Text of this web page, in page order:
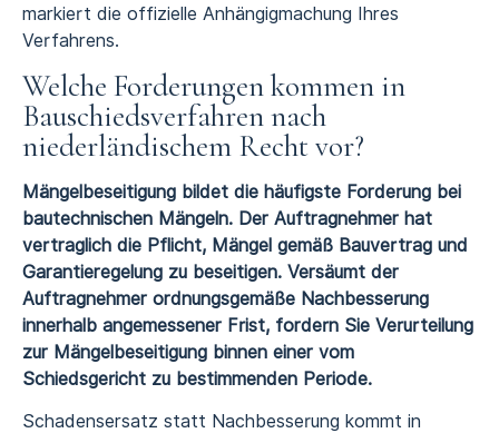
markiert die offizielle Anhängigmachung Ihres
Verfahrens.
Welche Forderungen kommen in
Bauschiedsverfahren nach
niederländischem Recht vor?
Mängelbeseitigung bildet die häufigste Forderung bei
bautechnischen Mängeln. Der Auftragnehmer hat
vertraglich die Pflicht, Mängel gemäß Bauvertrag und
Garantieregelung zu beseitigen. Versäumt der
Auftragnehmer ordnungsgemäße Nachbesserung
innerhalb angemessener Frist, fordern Sie Verurteilung
zur Mängelbeseitigung binnen einer vom
Schiedsgericht zu bestimmenden Periode.
Schadensersatz statt Nachbesserung kommt in